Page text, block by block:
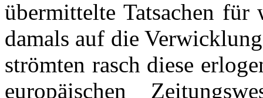
übermittelte Tatsachen für
damals auf die
strömten rasch diese
europäischen